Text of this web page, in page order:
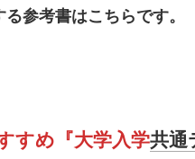
参考書はこちらです。
すめ『大学入学共通